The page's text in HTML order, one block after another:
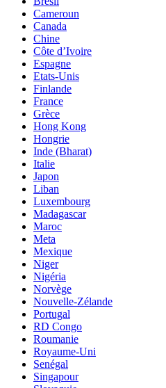
Cameroun
Canada
Chine
Côte d’Ivoire
Espagne
Etats-Unis
Finlande
France
Grèce
Hong Kong
Hongrie
Inde (Bharat)
Italie
Japon
Liban
Luxembourg
Madagascar
Maroc
Meta
Mexique
Niger
Nigéria
Norvège
Nouvelle-Zélande
Portugal
RD Congo
Roumanie
Royaume-Uni
Senégal
Singapour